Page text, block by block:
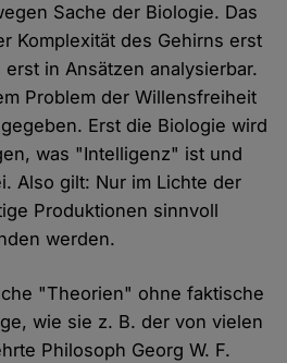
Sache der Biologie. Das
Komplexität des Gehirns erst
in Ansätzen analysierbar.
Problem der Willensfreiheit
Erst die Biologie wird
was "Intelligenz" ist und
Also gilt: Nur im Lichte der
Produktionen sinnvoll
werden.
"Theorien" ohne faktische
wie sie z. B. der von vielen
Philosoph Georg W. F.